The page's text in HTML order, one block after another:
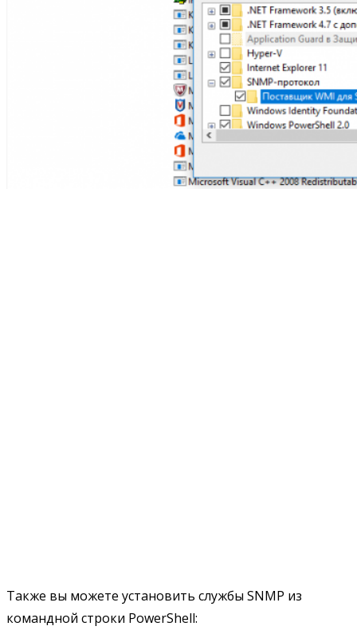
Также вы можете установить службы SNMP из
командной строки PowerShell: